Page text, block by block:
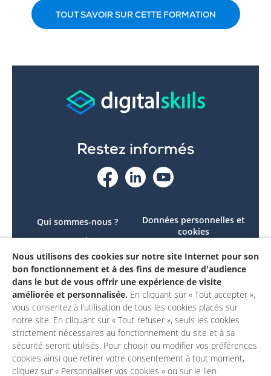
TOUT SAVOIR SUR CETTE FORMATION
Restez informés
Qui sommes-nous ?
Le projet
Contactez-nous
Mon compte
Données personnelles et
cookies
conforme
Mentions légales
Nous utilisons des cookies sur notre site Internet pour son
bon fonctionnement et à des fins de mesure d'audience
dans le but de vous offrir une expérience de visite
améliorée et personnalisée. En cliquant sur « Tout accepter »,
vous consentez à l'utilisation de tous les cookies placés sur
notre site. En cliquant sur « Tout refuser », seuls les cookies
strictement nécessaires au fonctionnement du site et à sa
sécurité seront utilisés. Pour choisir ou modifier vos préférences
cookies ainsi que retirer votre consentement à tout moment,
cliquez sur « Personnaliser vos cookies » ou sur le lien